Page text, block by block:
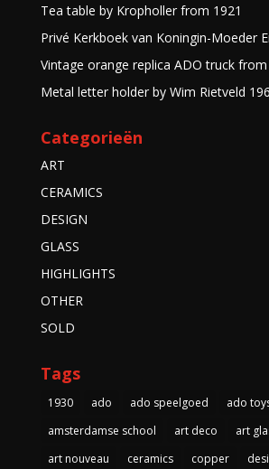
Tea table by Kropholler from 1921
Privé Kerkboek van Koningin-Moeder
Vintage orange replica ADO truck
Metal letter holder by Wim Rietveld
Categorieën
ART
CERAMICS
DESIGN
GLASS
HIGHLIGHTS
OTHER
SOLD
Tags
1930 ado ado speelgoed ado
amsterdamse school
art deco
art
art nouveau
ceramics copper